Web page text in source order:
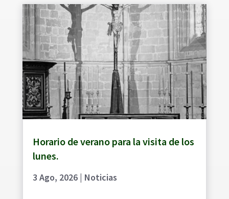
Horario de verano para la visita de los
lunes.
3 Ago, 2026| Noticias